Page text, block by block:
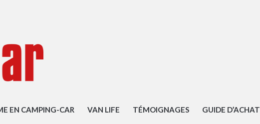
EN CAMPING-CAR VAN LIFE TÉMOIGNAGES GUIDE D’ACHAT